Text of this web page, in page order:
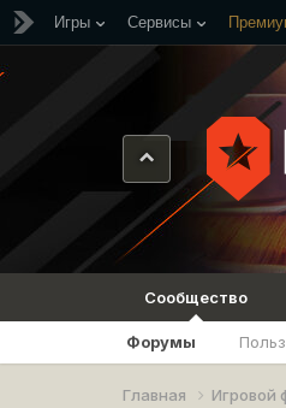
Игры Сервисы
Сообщество
Форумы
Главная Игровой